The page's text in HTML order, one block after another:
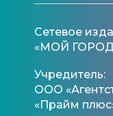
Сетевое
«МОЙ
Учредитель:
ООО
«Прайм